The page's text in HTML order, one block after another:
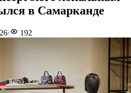
в Самарканде
· 192